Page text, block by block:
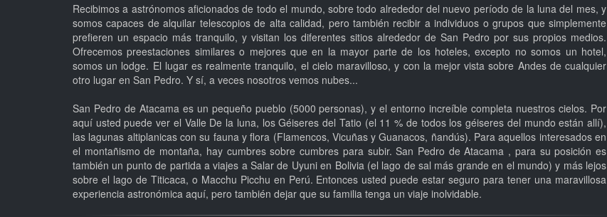
Recibimos a astrónomos aficionados de todo el mundo, sobre todo alrededor del nuevo período de la luna del mes, y
somos capaces de alquilar telescopios de alta calidad, pero también recibir a individuos o grupos que simplemente
prefieren un espacio más tranquilo, y visitan los diferentes sitios alrededor de San Pedro por sus propios medios.
Ofrecemos preestaciones similares o mejores que en la mayor parte de los hoteles, excepto no somos un hotel,
somos un lodge. El lugar es realmente tranquilo, el cielo maravilloso, y con la mejor vista sobre Andes de cualquier
otro lugar en San Pedro. Y sí, a veces nosotros vemos nubes...
San Pedro de Atacama es un pequeño pueblo (5000 personas), y el entorno increíble completa nuestros cielos. Por
aquí usted puede ver el Valle De la luna, los Géiseres del Tatio (el 11 % de todos los géiseres del mundo están allí),
las lagunas altiplanicas con su fauna y flora (Flamencos, Vicuñas y Guanacos, ñandús). Para aquellos interesados en
el montañismo de montaña, hay cumbres sobre cumbres para subir. San Pedro de Atacama , para su posición es
también un punto de partida a viajes a Salar de Uyuni en Bolivia (el lago de sal más grande en el mundo) y más lejos
sobre el lago de Titicaca, o Macchu Picchu en Perú. Entonces usted puede estar seguro para tener una maravillosa
experiencia astronómica aquí, pero también dejar que su familia tenga un viaje inolvidable.